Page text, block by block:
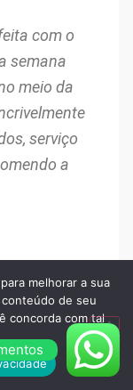
com o
semana
meio da
serviço
a
melhorar a sua
de seu
concorda com tal